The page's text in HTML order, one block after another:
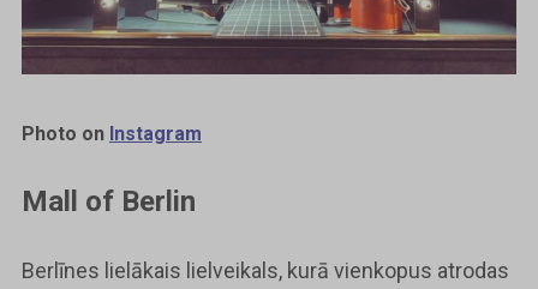
Photo on Instagram
Mall of Berlin
Berlīnes lielākais lielveikals, kurā vienkopus atrodas